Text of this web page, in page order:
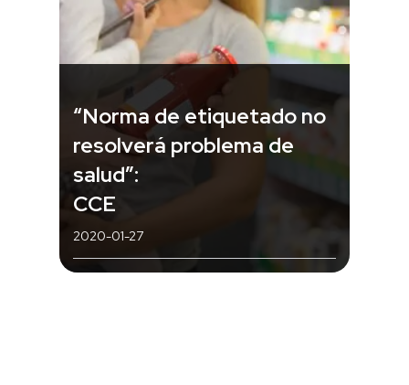
“Norma de etiquetado no
resolverá problema de
salud”:
CCE
2020-01-27